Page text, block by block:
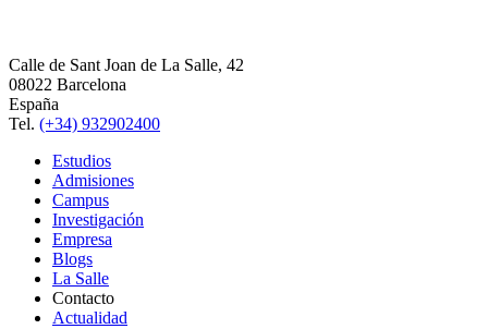
Calle de Sant Joan de La Salle, 42
08022 Barcelona
España
Tel. (+34) 932902400
Estudios
Admisiones
Campus
Investigación
Empresa
Blogs
La Salle
Contacto
Actualidad